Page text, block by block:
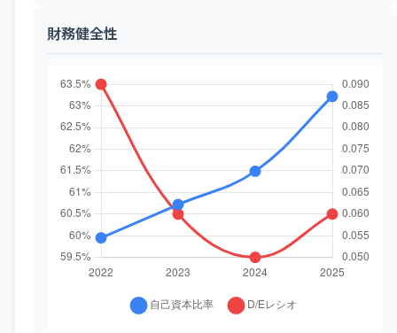
財務健全性